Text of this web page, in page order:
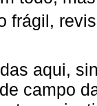
frágil,
aqui,
campo